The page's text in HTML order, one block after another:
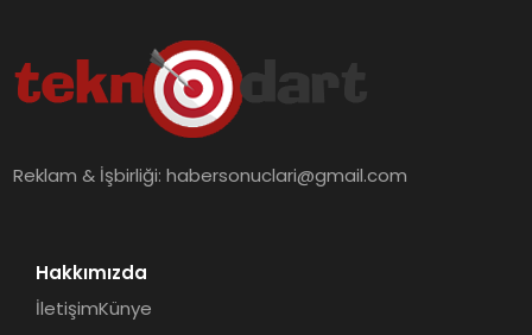
Reklam & İşbirliği:habersonuclari@gmail.com
Hakkımızda
İletişimKünye